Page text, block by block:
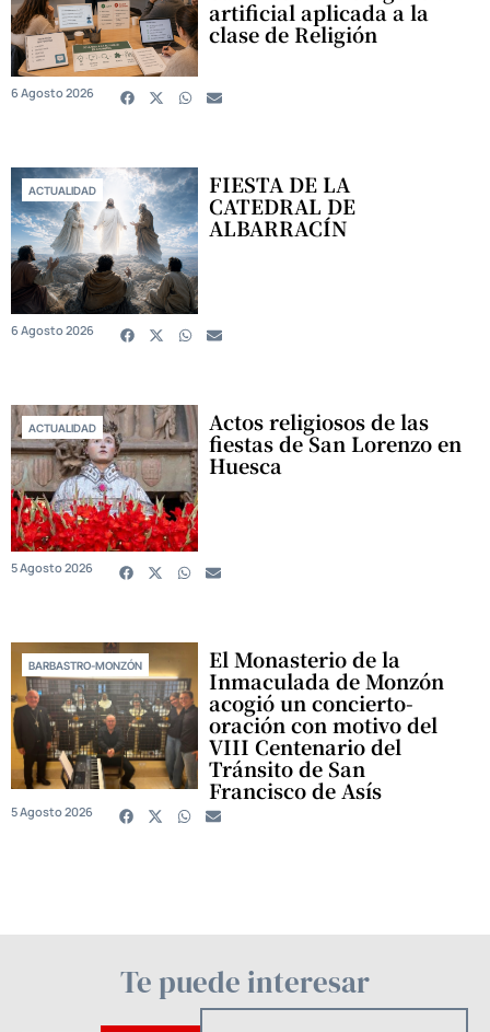
artificial aplicada a la
clase de Religión
6 Agosto 2026
ACTUALIDAD FIESTA DE LA
CATEDRAL DE
ALBARRACÍN
6 Agosto 2026
ACTUALIDAD Actos religiosos de las
fiestas de San Lorenzo en
Huesca
5 Agosto 2026
BARBASTRO-MONZÓN El Monasterio de la
Inmaculada de Monzón
acogió un concierto-
oración con motivo del
VIII Centenario del
Tránsito de San
Francisco de Asís
5 Agosto 2026
Te puede interesar